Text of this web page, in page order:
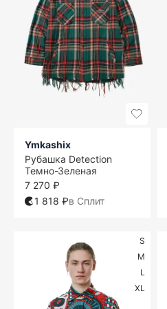
Ymkashix
Рубашка Detection
Темно-Зеленая
7 270 ₽
1 818 ₽в Сплит
S
M
L
XL